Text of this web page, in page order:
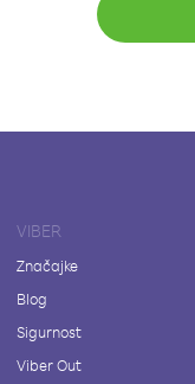
VIBER
Značajke
Blog
Sigurnost
Viber Out